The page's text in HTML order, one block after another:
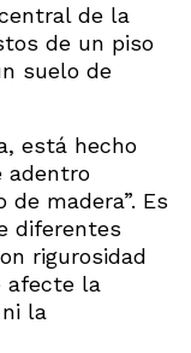
de la
de un piso
suelo de
está hecho
adentro
madera”. Es
diferentes
rigurosidad
afecte la
la